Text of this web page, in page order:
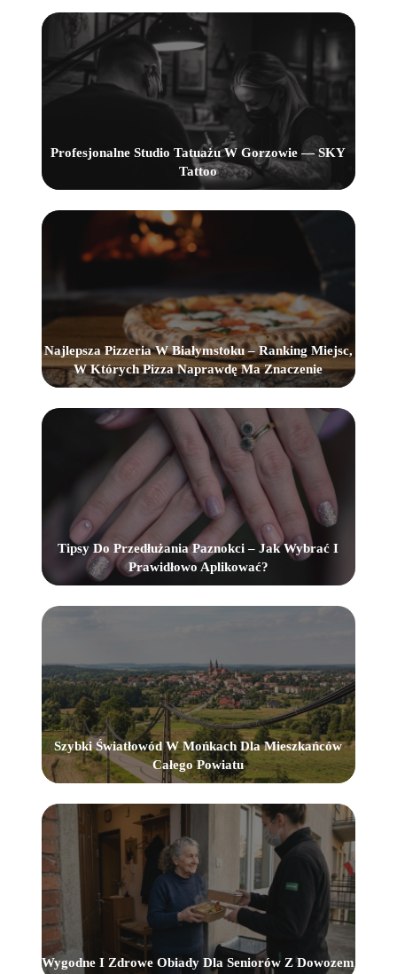
Profesjonalne Studio Tatuażu W Gorzowie — SKY
Tattoo
Najlepsza Pizzeria W Białymstoku – Ranking Miejsc,
W Których Pizza Naprawdę Ma Znaczenie
Tipsy Do Przedłużania Paznokci – Jak Wybrać I
Prawidłowo Aplikować?
Szybki Światłowód W Mońkach Dla Mieszkańców
Całego Powiatu
Wygodne I Zdrowe Obiady Dla Seniorów Z Dowozem